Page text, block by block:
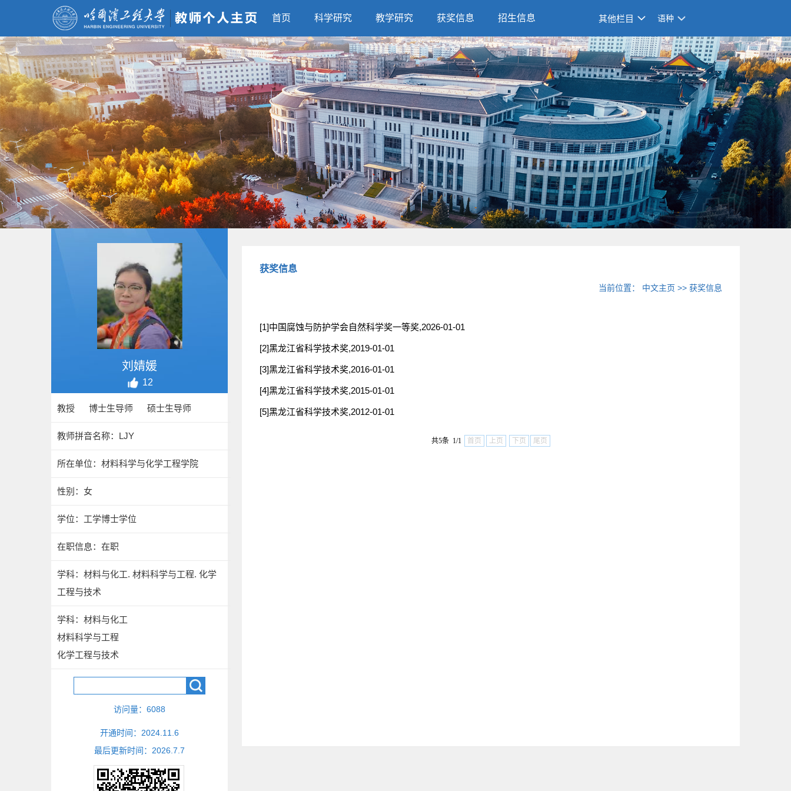
首页 科学研究 教学研究 获奖信息 招生信息 其他栏目 语种
刘婧媛
12
教授 博士生导师 硕士生导师
教师拼音名称：LJY
所在单位：材料科学与化学工程学院
性别：女
学位：工学博士学位
在职信息：在职
学科：材料与化工. 材料科学与工程. 化学
工程与技术
学科：材料与化工
材料科学与工程
化学工程与技术
访问量： 6088
开通时间： 2024 11 6
最后更新时间： 2026 7 7
获奖信息
当前位置： 中文主页 >>获奖信息
[1]中国腐蚀与防护学会自然科学奖一等奖,2026-01-01
[2]黑龙江省科学技术奖,2019-01-01
[3]黑龙江省科学技术奖,2016-01-01
[4]黑龙江省科学技术奖,2015-01-01
[5]黑龙江省科学技术奖,2012-01-01
共5条 1/1 首页 上页 下页 尾页